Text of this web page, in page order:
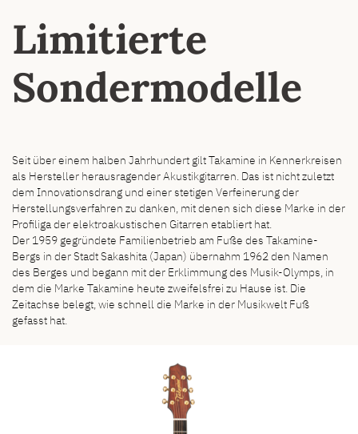
Limitierte
Sondermodelle
Seit über einem halben Jahrhundert gilt Takamine in Kennerkreisen
als Hersteller herausragender Akustikgitarren. Das ist nicht zuletzt
dem Innovationsdrang und einer stetigen Verfeinerung der
Herstellungsverfahren zu danken, mit denen sich diese Marke in der
Profiliga der elektroakustischen Gitarren etabliert hat.
Der 1959 gegründete Familienbetrieb am Fuße des Takamine-
Bergs in der Stadt Sakashita (Japan) übernahm 1962 den Namen
des Berges und begann mit der Erklimmung des Musik-Olymps, in
dem die Marke Takamine heute zweifelsfrei zu Hause ist. Die
Zeitachse belegt, wie schnell die Marke in der Musikwelt Fuß
gefasst hat.